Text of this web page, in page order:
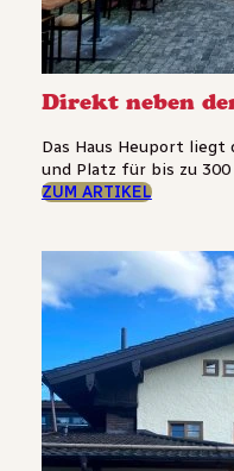
Direkt neben
Das Haus Heuport
und Platz für bis zu
ZUM ARTIKEL